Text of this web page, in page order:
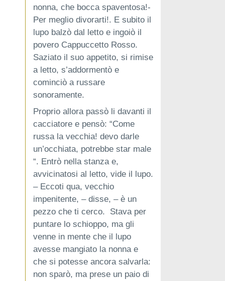
nonna, che bocca spaventosa!-
Per meglio divorarti!. E subito il
lupo balzò dal letto e ingoiò il
povero Cappuccetto Rosso.
Saziato il suo appetito, si rimise
a letto, s’addormentò e
cominciò a russare
sonoramente.
Proprio allora passò li davanti il
cacciatore e pensò: “Come
russa la vecchia! devo darle
un’occhiata, potrebbe star male
“. Entrò nella stanza e,
avvicinatosi al letto, vide il lupo.
– Eccoti qua, vecchio
impenitente, – disse, – è un
pezzo che ti cerco. Stava per
puntare lo schioppo, ma gli
venne in mente che il lupo
avesse mangiato la nonna e
che si potesse ancora salvarla:
non sparò, ma prese un paio di